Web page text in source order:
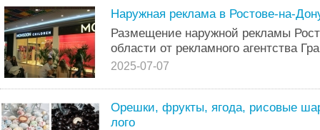
Наружная реклама в Ростове-на-
Размещение наружной рекламы
области от рекламного агентства
2025-07-07
Орешки, фрукты, ягода, рисовые
лого